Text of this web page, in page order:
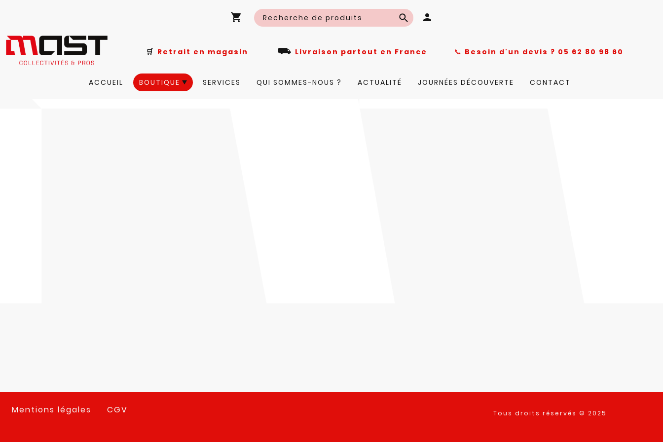
🛒 Retrait en magasin ⛟ Livraison partout en France 📞 Besoin d'un devis ? 05 62 80 98 60
ACCUEIL BOUTIQUE SERVICES QUI SOMMES-NOUS ? ACTUALITÉ JOURNÉES DÉCOUVERTE CONTACT
Mentions légales CGV Tous droits réservés © 2025